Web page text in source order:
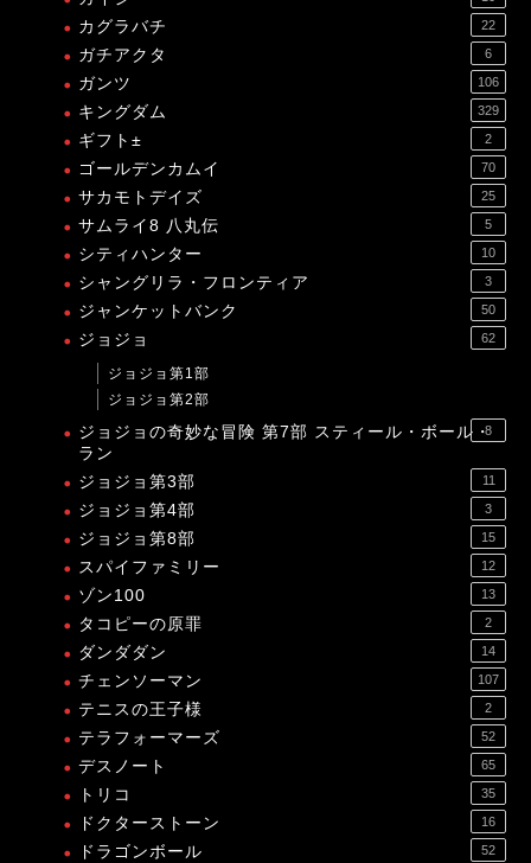
カグラバチ 22
ガチアクタ 6
ガンツ 106
キングダム 329
ギフト± 2
ゴールデンカムイ 70
サカモトデイズ 25
サムライ8 八丸伝 5
シティハンター 10
シャングリラ・フロンティア 3
ジャンケットバンク 50
ジョジョ 62
ジョジョ第1部
ジョジョ第2部
ジョジョの奇妙な冒険 第7部 スティール・ボール・
ラン
8
ジョジョ第3部 11
ジョジョ第4部 3
ジョジョ第8部 15
スパイファミリー 12
ゾン100 13
タコピーの原罪 2
ダンダダン 14
チェンソーマン 107
テニスの王子様 2
テラフォーマーズ 52
デスノート 65
トリコ 35
ドクターストーン 16
ドラゴンボール 52